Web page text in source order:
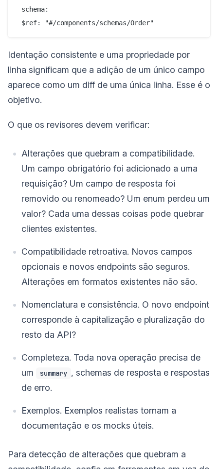
schema:
Identação consistente e uma propriedade por
linha significam que a adição de um único campo
aparece como um diff de uma única linha. Esse é o
objetivo.
O que os revisores devem verificar:
Alterações que quebram a compatibilidade.
Um campo obrigatório foi adicionado a uma
requisição? Um campo de resposta foi
removido ou renomeado? Um enum perdeu um
valor? Cada uma dessas coisas pode quebrar
clientes existentes.
Compatibilidade retroativa. Novos campos
opcionais e novos endpoints são seguros.
Alterações em formatos existentes não são.
Nomenclatura e consistência. O novo endpoint
corresponde à capitalização e pluralização do
resto da API?
Completeza. Toda nova operação precisa de
um
summary , schemas de resposta e respostas
de erro.
Exemplos. Exemplos realistas tornam a
documentação e os mocks úteis.
Para detecção de alterações que quebram a